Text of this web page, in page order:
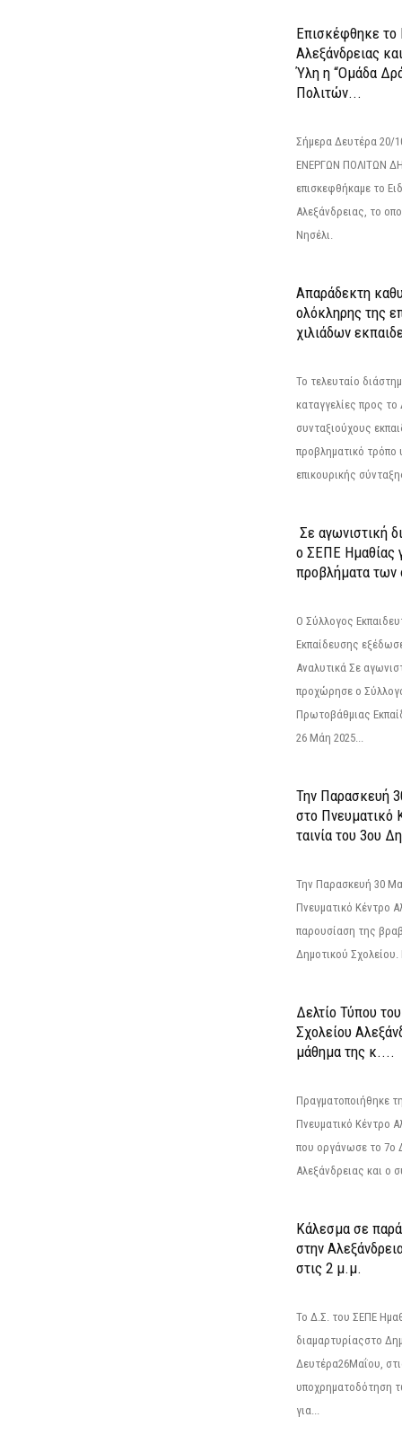
Επισκέφθηκε το
Αλεξάνδρειας
Ύλη η “Ομάδα
Πολιτών...
Σήμερα Δευτέρα
ΕΝΕΡΓΩΝ ΠΟΛΙΤΩΝ
επισκεφθήκαμε το
Αλεξάνδρειας, το
Νησέλι.
Απαράδεκτη
ολόκληρης της
χιλιάδων
Το τελευταίο
καταγγελίες προς
συνταξιούχους
προβληματικό τρόπο
επικουρικής
Σε αγωνιστική
ο ΣΕΠΕ Ημαθίας
προβλήματα των
Ο Σύλλογος
Εκπαίδευσης
Αναλυτικά Σε
προχώρησε ο
Πρωτοβάθμιας
26 Μάη 2025...
Την Παρασκευή
στο Πνευματικό
ταινία του 3ου
Την Παρασκευή 30
Πνευματικό Κέντρο
παρουσίαση της
Δημοτικού Σχολείου.
Δελτίο Τύπου
Σχολείου
μάθημα της κ....
Πραγματοποιήθηκε
Πνευματικό Κέντρο
που οργάνωσε το 7ο
Αλεξάνδρειας και ο
Κάλεσμα σε
στην
στις 2 μ.μ.
Το Δ.Σ. του ΣΕΠΕ
διαμαρτυρίαςστο
Δευτέρα26Μαΐου,
υποχρηματοδότηση
για...